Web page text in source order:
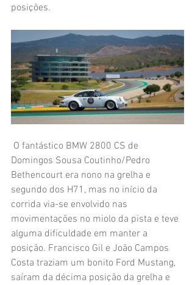
posições.
Domingos Sousa Coutinho/Pedro
Bethencourt era nono na grelha e
segundo dos H71, mas no início da
corrida via-se envolvido nas
movimentações no miolo da pista e teve
alguma dificuldade em manter a
posição. Francisco Gil e João Campos
Costa traziam um bonito Ford Mustang,
saíram da décima posição da grelha e